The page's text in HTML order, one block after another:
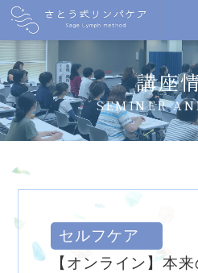
講座
SEMINER
セルフケア
【オンライン】本